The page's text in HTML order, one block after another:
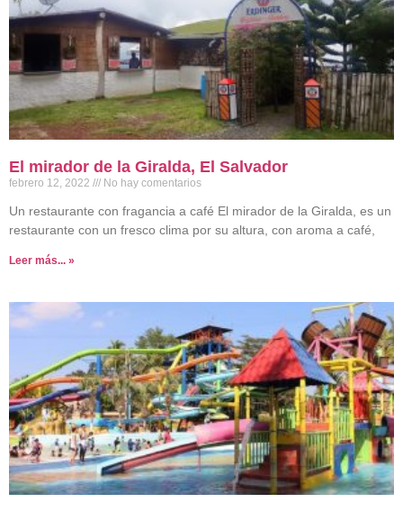
El mirador de la Giralda, El Salvador
febrero 12, 2022 No hay comentarios
Un restaurante con fragancia a café El mirador de la Giralda, es un
restaurante con un fresco clima por su altura, con aroma a café,
Leer más... »